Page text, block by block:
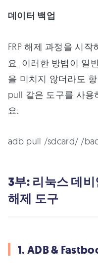
데이터 백업
FRP 해제 과정을 시작
요. 이러한 방법이 일
을 미치지 않더라도
pull 같은 도구를 사용
요:
adb pull /sdcard/ /
3부: 리눅스 데
해제 도구
1. ADB &